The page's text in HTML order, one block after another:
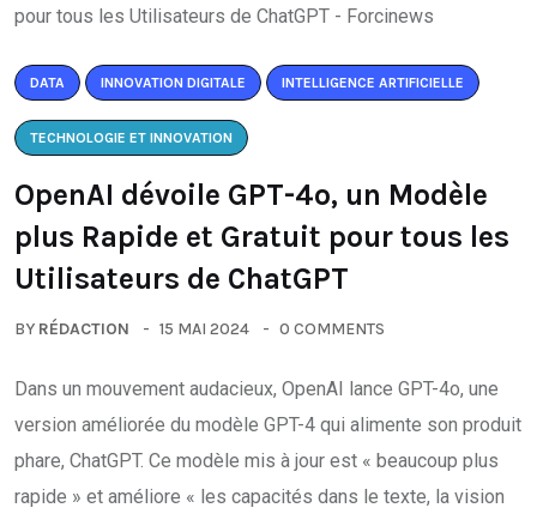
DATA INNOVATION DIGITALE INTELLIGENCE ARTIFICIELLE
TECHNOLOGIE ET INNOVATION
OpenAI dévoile GPT-4o, un Modèle
plus Rapide et Gratuit pour tous les
Utilisateurs de ChatGPT
BY RÉDACTION 15 MAI 2024 0 COMMENTS
Dans un mouvement audacieux, OpenAI lance GPT-4o, une
version améliorée du modèle GPT-4 qui alimente son produit
phare, ChatGPT. Ce modèle mis à jour est « beaucoup plus
rapide » et améliore « les capacités dans le texte, la vision